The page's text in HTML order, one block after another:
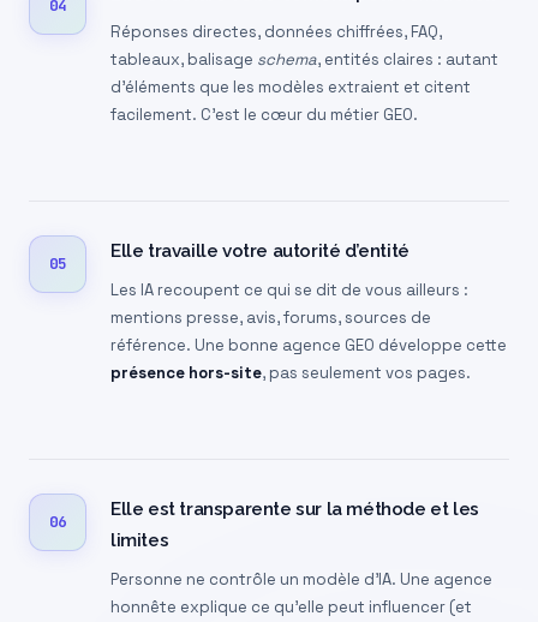
04
Réponses directes, données chiffrées, FAQ,
tableaux, balisage schema, entités claires : autant
d’éléments que les modèles extraient et citent
facilement. C’est le cœur du métier GEO.
05
Elle travaille votre autorité d’entité
Les IA recoupent ce qui se dit de vous ailleurs :
mentions presse, avis, forums, sources de
référence. Une bonne agence GEO développe cette
présence hors-site, pas seulement vos pages.
06
Elle est transparente sur la méthode et les
limites
Personne ne contrôle un modèle d’IA. Une agence
honnête explique ce qu’elle peut influencer (et